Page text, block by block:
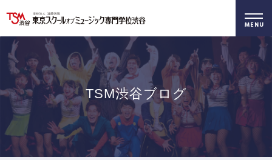
学科・専攻 資料請求 オープンキャンパス
TSM渋谷ブログ